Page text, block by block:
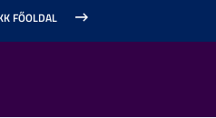
FŐOLDAL